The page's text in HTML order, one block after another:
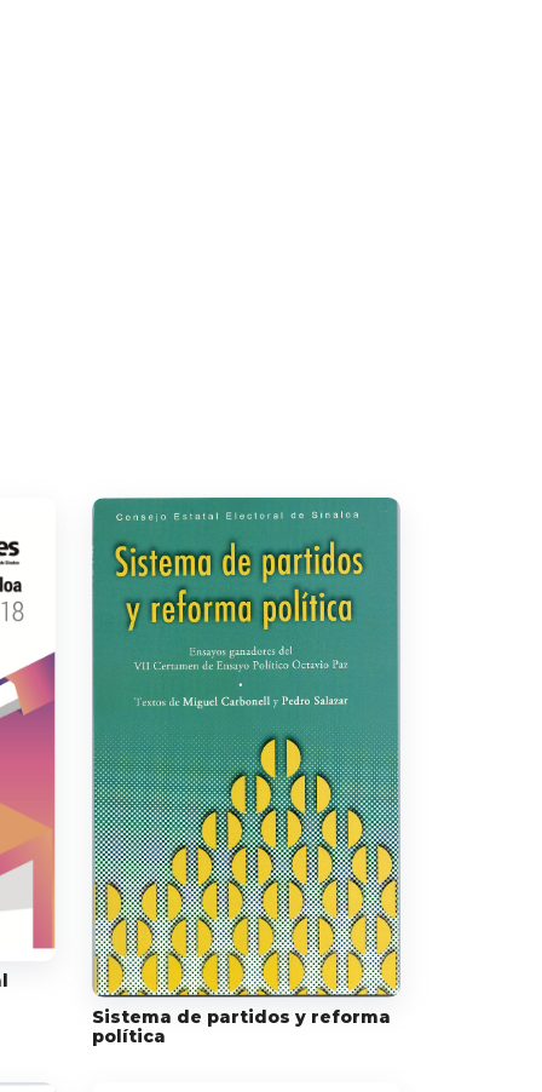
Sistema de partidos y reforma
política